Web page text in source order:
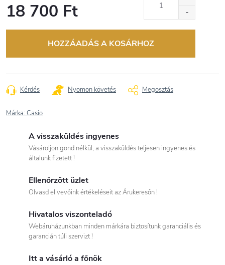
18 700 Ft
HOZZÁADÁS A KOSÁRHOZ
Kérdés Nyomon követés Megosztás
Márka: Casio
A visszaküldés ingyenes
Vásároljon gond nélkül, a visszaküldés teljesen ingyenes és
általunk fizetett !
Ellenőrzött üzlet
Olvasd el vevőink értékeléseit az Árukeresőn !
Hivatalos viszonteladó
Webáruházunkban minden márkára biztosítunk garanciális és
garancián túli szervizt !
Itt a vásárló a főnök